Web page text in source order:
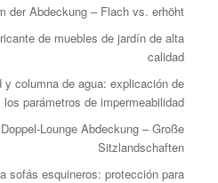
der Abdeckung – Flach vs. erhöht
de muebles de jardín de alta
calidad
y columna de agua: explicación de
los parámetros de impermeabilidad
Doppel‑Lounge Abdeckung – Große
Sitzlandschaften
sofás esquineros: protección para